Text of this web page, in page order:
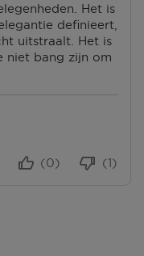
Het is
definieert,
uitstraalt. Het is
niet bang zijn om
(1)
(0)